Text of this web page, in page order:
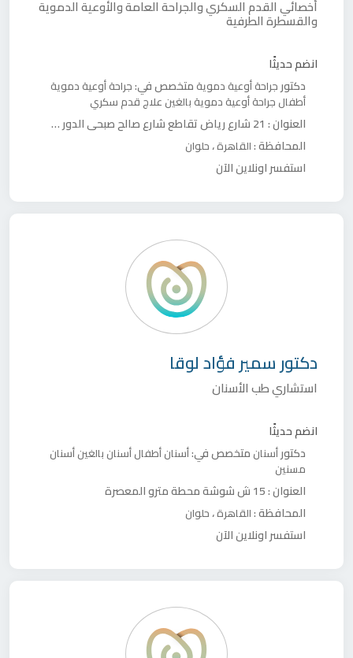
أخصائي القدم السكري والجراحة العامة والأوعية الدموية
والقسطرة الطرفية
انضم حديثًا
دكتور جراحة أوعية دمويةمتخصص في:جراحة أوعية دموية
أطفال جراحة أوعية دموية بالغين علاج قدم سكري
العنوان : 21 شارع رياض تقاطع شارع صالح صبحي الدور الثاني
المحافظة :القاهرة،حلوان
استفسر اونلاين الآن
دكتورسمير فؤاد لوقا
استشاري طب الأسنان
انضم حديثًا
دكتورأسنان متخصص في:أسنان أطفالأسنان بالغينأسنان
مسنين
العنوان :15 ش شوشة محطة مترو المعصرة
المحافظة :القاهرة،حلوان
استفسر اونلاين الآن